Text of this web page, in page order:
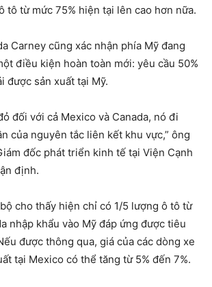
tô từ mức 75% hiện tại lên cao hơn nữa.
Carney cũng xác nhận phía Mỹ đang
điều kiện hoàn toàn mới: yêu cầu 50%
được sản xuất tại Mỹ.
đối với cả Mexico và Canada, nó đi
của nguyên tắc liên kết khu vực,” ông
đốc phát triển kinh tế tại Viện Cạnh
định.
cho thấy hiện chỉ có 1/5 lượng ô tô từ
nhập khẩu vào Mỹ đáp ứng được tiêu
được thông qua, giá của các dòng xe
tại Mexico có thể tăng từ 5% đến 7%.